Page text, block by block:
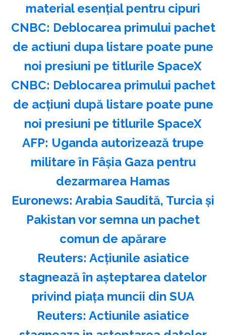
material esenţial pentru cipuri
CNBC: Deblocarea primului pachet
de actiuni dupa listare poate pune
noi presiuni pe titlurile SpaceX
CNBC: Deblocarea primului pachet
de acţiuni după listare poate pune
noi presiuni pe titlurile SpaceX
AFP: Uganda autorizează trupe
militare în Fâşia Gaza pentru
dezarmarea Hamas
Euronews: Arabia Saudită, Turcia şi
Pakistan vor semna un pachet
comun de apărare
Reuters: Acţiunile asiatice
stagnează în aşteptarea datelor
privind piaţa muncii din SUA
Reuters: Actiunile asiatice